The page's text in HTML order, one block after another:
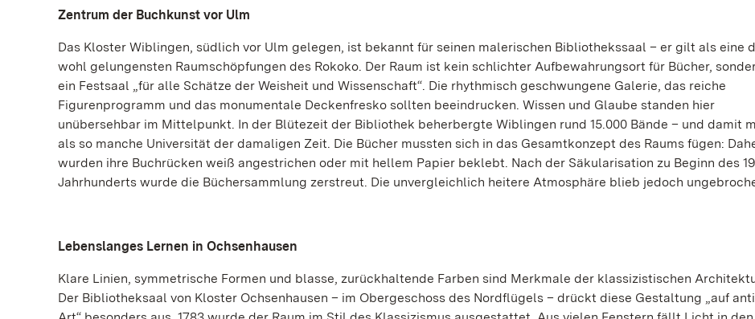
Zentrum der Buchkunst vor Ulm
Das Kloster Wiblingen, südlich vor Ulm gelegen, ist bekannt für seinen malerischen Bibliothekssaal – er gilt als eine
wohl gelungensten Raumschöpfungen des Rokoko. Der Raum ist kein schlichter Aufbewahrungsort für Bücher,
ein Festsaal „für alle Schätze der Weisheit und Wissenschaft“. Die rhythmisch geschwungene Galerie, das reiche
Figurenprogramm und das monumentale Deckenfresko sollten beeindrucken. Wissen und Glaube standen hier
unübersehbar im Mittelpunkt. In der Blütezeit der Bibliothek beherbergte Wiblingen rund 15.000 Bände – und damit
als so manche Universität der damaligen Zeit. Die Bücher mussten sich in das Gesamtkonzept des Raums fügen:
wurden ihre Buchrücken weiß angestrichen oder mit hellem Papier beklebt. Nach der Säkularisation zu Beginn des
Jahrhunderts wurde die Büchersammlung zerstreut. Die unvergleichlich heitere Atmosphäre blieb jedoch
Lebenslanges Lernen in Ochsenhausen
Klare Linien, symmetrische Formen und blasse, zurückhaltende Farben sind Merkmale der klassizistischen
Der Bibliotheksaal von Kloster Ochsenhausen – im Obergeschoss des Nordflügels – drückt diese Gestaltung „auf